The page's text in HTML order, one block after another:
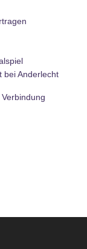
bei Anderlecht